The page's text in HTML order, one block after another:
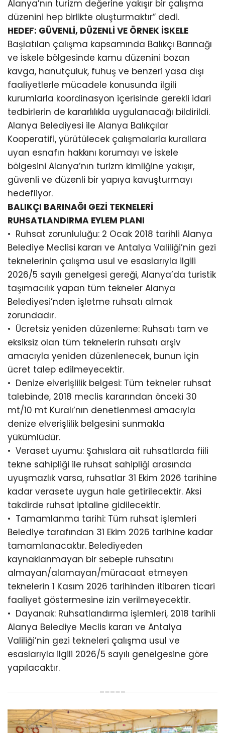
Alanya’nın turizm değerine yakışır bir çalışma
düzenini hep birlikte oluşturmaktır” dedi.
HEDEF: GÜVENLİ, DÜZENLİ VE ÖRNEK İSKELE
Başlatılan çalışma kapsamında Balıkçı Barınağı
ve İskele bölgesinde kamu düzenini bozan
kavga, hanutçuluk, fuhuş ve benzeri yasa dışı
faaliyetlerle mücadele konusunda ilgili
kurumlarla koordinasyon içerisinde gerekli idari
tedbirlerin de kararlılıkla uygulanacağı bildirildi.
Alanya Belediyesi ile Alanya Balıkçılar
Kooperatifi, yürütülecek çalışmalarla kurallara
uyan esnafın hakkını korumayı ve İskele
bölgesini Alanya’nın turizm kimliğine yakışır,
güvenli ve düzenli bir yapıya kavuşturmayı
hedefliyor.
BALIKÇI BARINAĞI GEZİ TEKNELERİ
RUHSATLANDIRMA EYLEM PLANI
•⁠ ⁠Ruhsat zorunluluğu: 2 Ocak 2018 tarihli Alanya
Belediye Meclisi kararı ve Antalya Valiliği’nin gezi
teknelerinin çalışma usul ve esaslarıyla ilgili
2026/5 sayılı genelgesi gereği, Alanya’da turistik
taşımacılık yapan tüm tekneler Alanya
Belediyesi’nden işletme ruhsatı almak
zorundadır.
•⁠ ⁠Ücretsiz yeniden düzenleme: Ruhsatı tam ve
eksiksiz olan tüm teknelerin ruhsatı arşiv
amacıyla yeniden düzenlenecek, bunun için
ücret talep edilmeyecektir.
•⁠ ⁠Denize elverişlilik belgesi: Tüm tekneler ruhsat
talebinde, 2018 meclis kararından önceki 30
mt/10 mt Kuralı’nın denetlenmesi amacıyla
denize elverişlilik belgesini sunmakla
yükümlüdür.
•⁠ ⁠Veraset uyumu: Şahıslara ait ruhsatlarda fiili
tekne sahipliği ile ruhsat sahipliği arasında
uyuşmazlık varsa, ruhsatlar 31 Ekim 2026 tarihine
kadar verasete uygun hale getirilecektir. Aksi
takdirde ruhsat iptaline gidilecektir.
•⁠ ⁠Tamamlanma tarihi: Tüm ruhsat işlemleri
Belediye tarafından 31 Ekim 2026 tarihine kadar
tamamlanacaktır. Belediyeden
kaynaklanmayan bir sebeple ruhsatını
almayan/alamayan/müracaat etmeyen
teknelerin 1 Kasım 2026 tarihinden itibaren ticari
faaliyet göstermesine izin verilmeyecektir.
•⁠ ⁠Dayanak: Ruhsatlandırma işlemleri, 2018 tarihli
Alanya Belediye Meclis kararı ve Antalya
Valiliği’nin gezi tekneleri çalışma usul ve
esaslarıyla ilgili 2026/5 sayılı genelgesine göre
yapılacaktır.